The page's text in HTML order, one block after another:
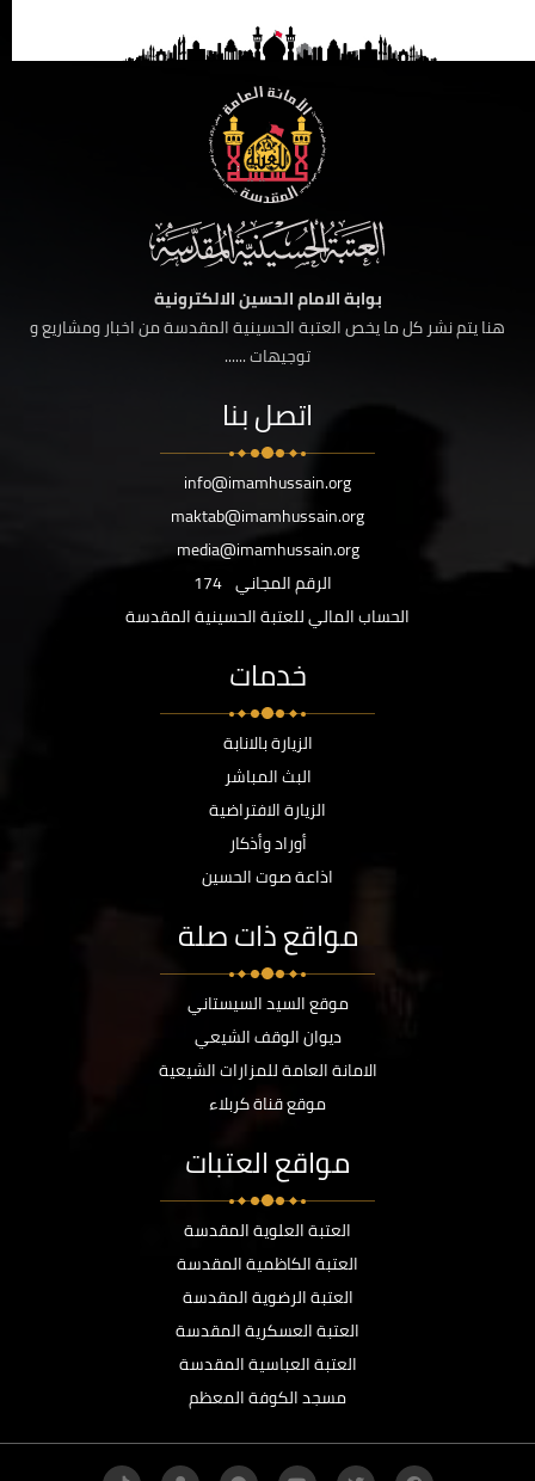
بوابة الامام الحسين الالكترونية
هنا يتم نشر كل ما يخص العتبة الحسينية المقدسة من اخبار ومشاريع و
توجيهات ......
اتصل بنا
info@imamhussain.org
maktab@imamhussain.org
media@imamhussain.org
الرقم المجاني 174
الحساب المالي للعتبة الحسينية المقدسة
خدمات
الزيارة بالانابة
البث المباشر
الزيارة الافتراضية
أوراد وأذكار
اذاعة صوت الحسين
مواقع ذات صلة
موقع السيد السيستاني
ديوان الوقف الشيعي
الامانة العامة للمزارات الشيعية
موقع قناة كربلاء
مواقع العتبات
العتبة العلوية المقدسة
العتبة الكاظمية المقدسة
العتبة الرضوية المقدسة
العتبة العسكرية المقدسة
العتبة العباسية المقدسة
مسجد الكوفة المعظم